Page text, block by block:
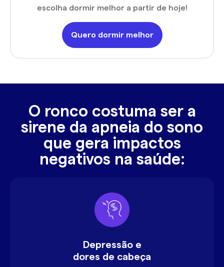
escolha dormir melhor a partir de hoje!
Quero dormir melhor
O ronco costuma ser a
sirene da apneia do sono
que gera impactos
negativos na saúde:
Depressão e
dores de cabeça